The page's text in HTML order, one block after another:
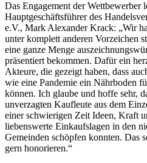
Das Engagement der Wettbewerber
Hauptgeschäftsführer des
e.V., Mark Alexander Krack: „Wir
unter komplett anderen Vorzeichen
eine ganze Menge
präsentiert bekommen. Dafür ein
Akteure, die gezeigt haben, dass
wie eine Pandemie ein Nährboden
können. Ich glaube und hoffe sehr,
unverzagten Kaufleute aus dem
einer schwierigen Zeit Ideen, Kraft
liebenswerte Einkaufslagen in den
Gemeinden schöpfen konnten. Das
gern honorieren.“